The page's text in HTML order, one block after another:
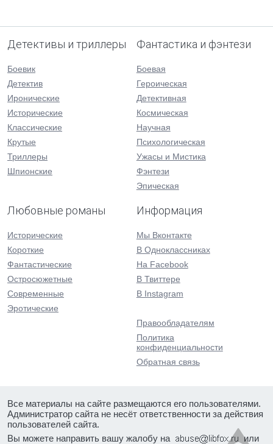
Детективы и триллеры
Боевик
Детектив
Иронические
Исторические
Классические
Крутые
Триллеры
Шпионские
Фантастика и фэнтези
Боевая
Героическая
Детективная
Космическая
Научная
Психологическая
Ужасы и Мистика
Фэнтези
Эпическая
Любовные романы
Исторические
Короткие
Фантастические
Остросюжетные
Современные
Эротические
Информация
Мы Вконтакте
В Одноклассниках
На Facebook
В Твиттере
В Instagram
Правообладателям
Политика
конфиденциальности
Обратная связь
Все материалы на сайте размещаются его пользователями.
Администратор сайта не несёт ответственности за действия
пользователей сайта.
Вы можете направить вашу жалобу на
или